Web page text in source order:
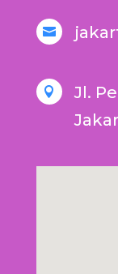


Jl.